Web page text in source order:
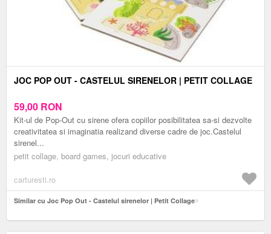
JOC POP OUT - CASTELUL SIRENELOR | PETIT COLLAGE
59,00 RON
Kit-ul de Pop-Out cu sirene ofera copiilor posibilitatea sa-si dezvolte
creativitatea si imaginatia realizand diverse cadre de joc.Castelul
sirenel...
petit collage, board games, jocuri educative
carturesti.ro
Similar cu Joc Pop Out - Castelul sirenelor | Petit Collage